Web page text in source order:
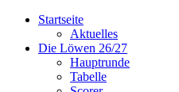
Startseite
Aktuelles
Die Löwen 26/27
Hauptrunde
Tabelle